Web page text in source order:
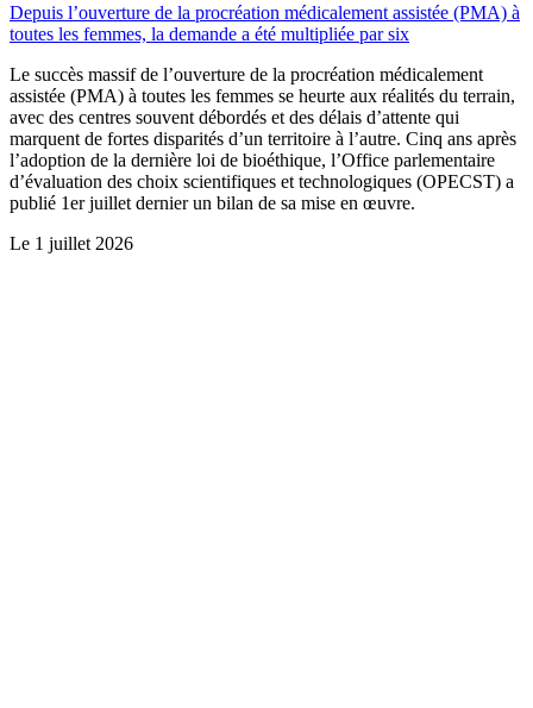
Depuis l’ouverture de la procréation médicalement assistée (PMA) à
toutes les femmes, la demande a été multipliée par six
Le succès massif de l’ouverture de la procréation médicalement
assistée (PMA) à toutes les femmes se heurte aux réalités du terrain,
avec des centres souvent débordés et des délais d’attente qui
marquent de fortes disparités d’un territoire à l’autre. Cinq ans après
l’adoption de la dernière loi de bioéthique, l’Office parlementaire
d’évaluation des choix scientifiques et technologiques (OPECST) a
publié 1er juillet dernier un bilan de sa mise en œuvre.
Le 1 juillet 2026